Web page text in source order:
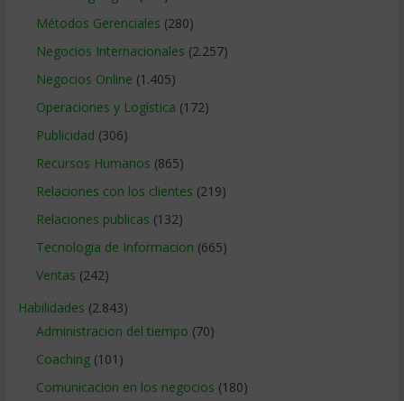
Métodos Gerenciales (280)
Negocios Internacionales (2.257)
Negocios Online (1.405)
Operaciones y Logística (172)
Publicidad (306)
Recursos Humanos (865)
Relaciones con los clientes (219)
Relaciones publicas (132)
Tecnologia de Informacion (665)
Ventas (242)
Habilidades (2.843)
Administracion del tiempo (70)
Coaching(101)
Comunicacion en los negocios (180)